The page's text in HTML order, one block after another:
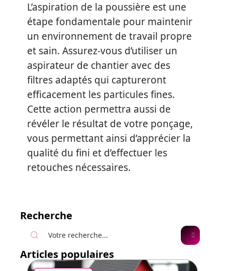
L’aspiration de la poussière est une
étape fondamentale pour maintenir
un environnement de travail propre
et sain. Assurez-vous d’utiliser un
aspirateur de chantier avec des
filtres adaptés qui captureront
efficacement les particules fines.
Cette action permettra aussi de
révéler le résultat de votre ponçage,
vous permettant ainsi d’apprécier la
qualité du fini et d’effectuer les
retouches nécessaires.
Recherche
Articles populaires